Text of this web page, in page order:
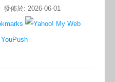
發佈於: 2026-06-01